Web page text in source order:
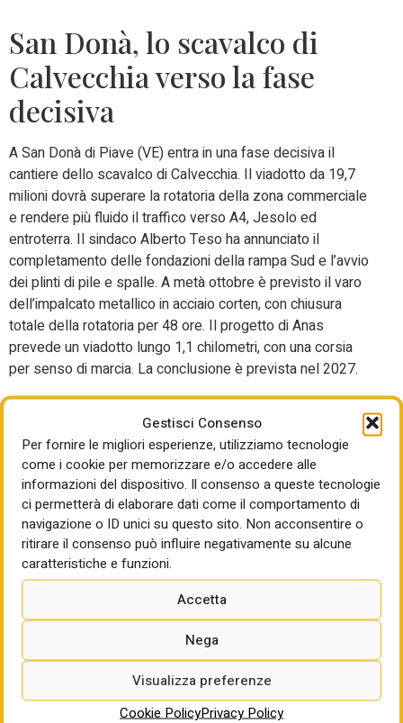
Gestisci Consenso
Per fornire le migliori esperienze, utilizziamo tecnologie
come i cookie per memorizzare e/o accedere alle
informazioni del dispositivo. Il consenso a queste tecnologie
ci permetterà di elaborare dati come il comportamento di
navigazione o ID unici su questo sito. Non acconsentire o
ritirare il consenso può influire negativamente su alcune
caratteristiche e funzioni.
Accetta
Nega
Visualizza preferenze
Cookie PolicyPrivacy Policy
San Donà, lo scavalco di
Calvecchia verso la fase
decisiva
A San Donà di Piave (VE) entra in una fase decisiva il
cantiere dello scavalco di Calvecchia. Il viadotto da 19,7
milioni dovrà superare la rotatoria della zona commerciale
e rendere più fluido il traffico verso A4, Jesolo ed
entroterra. Il sindaco Alberto Teso ha annunciato il
completamento delle fondazioni della rampa Sud e l’avvio
dei plinti di pile e spalle. A metà ottobre è previsto il varo
dell’impalcato metallico in acciaio corten, con chiusura
totale della rotatoria per 48 ore. Il progetto di Anas
prevede un viadotto lungo 1,1 chilometri, con una corsia
per senso di marcia. La conclusione è prevista nel 2027.
Portogruaro, accordo con
Rfi per il polo logistico
ferroviario
A Portogruaro (VE) Comune e Rfi hanno firmato un
protocollo d’intesa per potenziare la stazione ferroviaria.
L’obiettivo è trasformarla in uno scalo merci con standard
europei, sulla linea Venezia-Trieste e nei corridoi Ten-T
Mediterraneo e Baltico. L’accordo, valido cinque anni, è
stato firmato dall’amministratore delegato di Rfi Aldo Isi e
dal sindaco Luigi Toffolo. I binari comunali saranno acquisiti
e integrati nell’apparato centrale di stazione. Il nuovo